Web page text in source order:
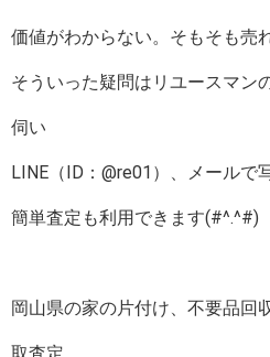
価値がわからない。そもそも売
そういった疑問はリユースマン
伺い
LINE（ID：@re01）、メールで
簡単査定も利用できます(#^.^#)
岡山県の家の片付け、不要品回